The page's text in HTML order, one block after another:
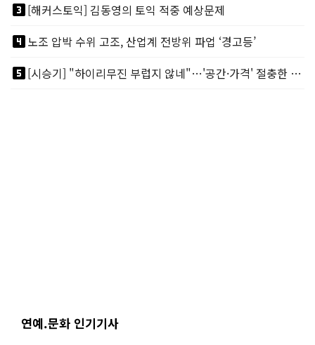
looks_3[해커스토익] 김동영의 토익 적중 예상문제
looks_4노조 압박 수위 고조, 산업계 전방위 파업 ‘경고등’
looks_5
[시승기] "하이리무진 부럽지 않네"…'공간·가격' 절충한 카니발 하이루프
연예.문화 인기기사